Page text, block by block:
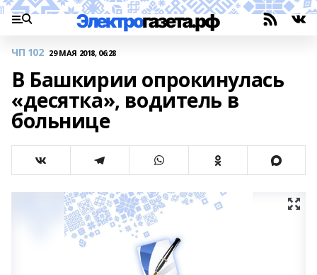
ЧП 102 29 МАЯ 2018, 06:28
В Башкирии опрокинулась
«десятка», водитель в
больнице